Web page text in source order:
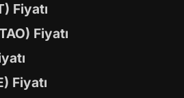
Fiyatı
Fiyatı
Fiyatı